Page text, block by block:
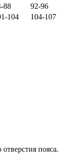
88
92-96
104
104-107
пояса.